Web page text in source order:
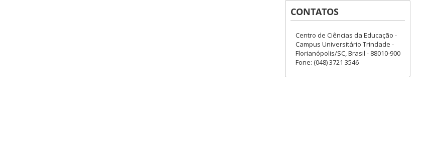
CONTATOS
Centro de Ciências da Educação -
Campus Universitário Trindade -
Florianópolis/SC, Brasil - 88010-900
Fone: (048) 3721 3546